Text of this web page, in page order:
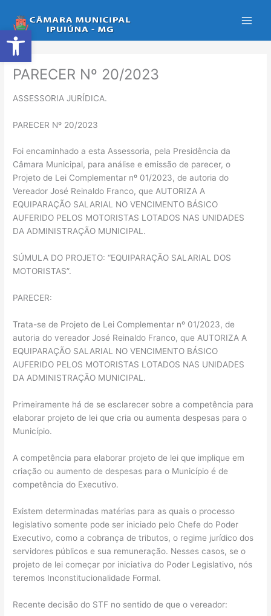
Abrir a barra de ferramentas
para
o
conteúdo
PARECER Nº 20/2023
ASSESSORIA JURÍDICA.
PARECER Nº 20/2023
Foi encaminhado a esta Assessoria, pela Presidência da
Câmara Municipal, para análise e emissão de parecer, o
Projeto de Lei Complementar nº 01/2023, de autoria do
Vereador José Reinaldo Franco, que AUTORIZA A
EQUIPARAÇÃO SALARIAL NO VENCIMENTO BÁSICO
AUFERIDO PELOS MOTORISTAS LOTADOS NAS UNIDADES
DA ADMINISTRAÇÃO MUNICIPAL.
SÚMULA DO PROJETO: “EQUIPARAÇÃO SALARIAL DOS
MOTORISTAS”.
PARECER:
Trata-se de Projeto de Lei Complementar nº 01/2023, de
autoria do vereador José Reinaldo Franco, que AUTORIZA A
EQUIPARAÇÃO SALARIAL NO VENCIMENTO BÁSICO
AUFERIDO PELOS MOTORISTAS LOTADOS NAS UNIDADES
DA ADMINISTRAÇÃO MUNICIPAL.
Primeiramente há de se esclarecer sobre a competência para
elaborar projeto de lei que cria ou aumenta despesas para o
Município.
A competência para elaborar projeto de lei que implique em
criação ou aumento de despesas para o Município é de
competência do Executivo.
Existem determinadas matérias para as quais o processo
legislativo somente pode ser iniciado pelo Chefe do Poder
Executivo, como a cobrança de tributos, o regime jurídico dos
servidores públicos e sua remuneração. Nesses casos, se o
projeto de lei começar por iniciativa do Poder Legislativo, nós
teremos Inconstitucionalidade Formal.
Recente decisão do STF no sentido de que o vereador: